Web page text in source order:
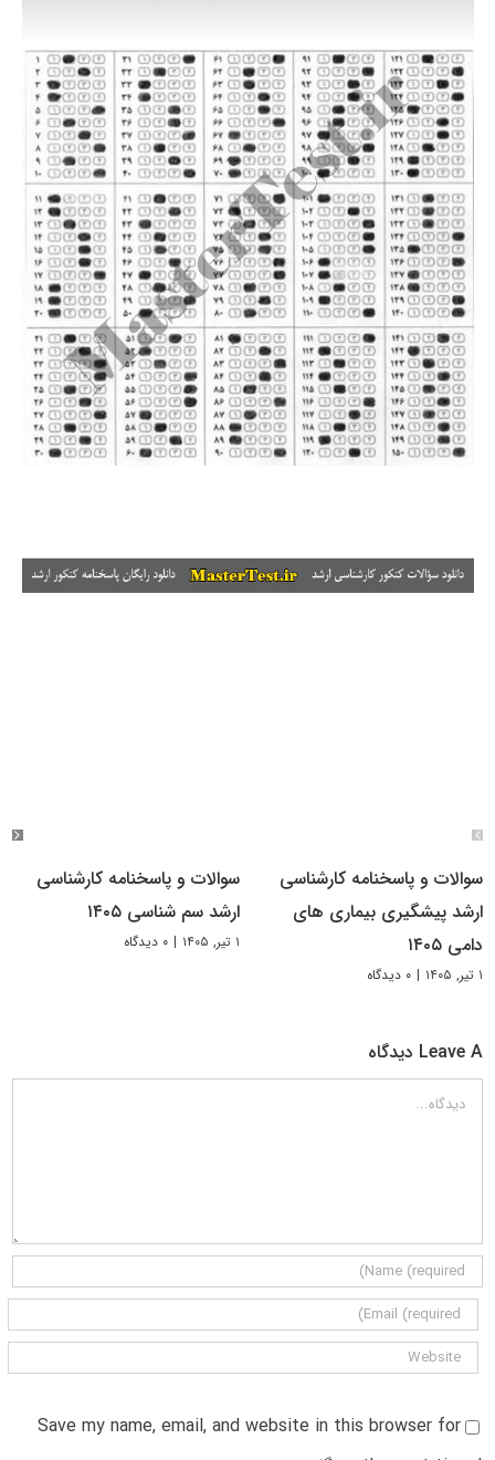
سوالات و پاسخنامه کارشناسی
ارشد پیشگیری بیماری های
دامی ۱۴۰۵
۱ تیر, ۱۴۰۵ | ۰ دیدگاه
سوالات و پاسخنامه کارشناسی
ارشد سم شناسی ۱۴۰۵
۱ تیر, ۱۴۰۵ | ۰ دیدگاه
Leave A دیدگاه
دیدگاه
Save my name, email, and website in this browser for